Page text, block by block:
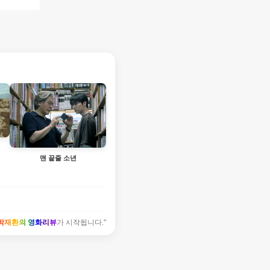
맨 끝줄 소년
재환의 영화리뷰가 시작됩니다."